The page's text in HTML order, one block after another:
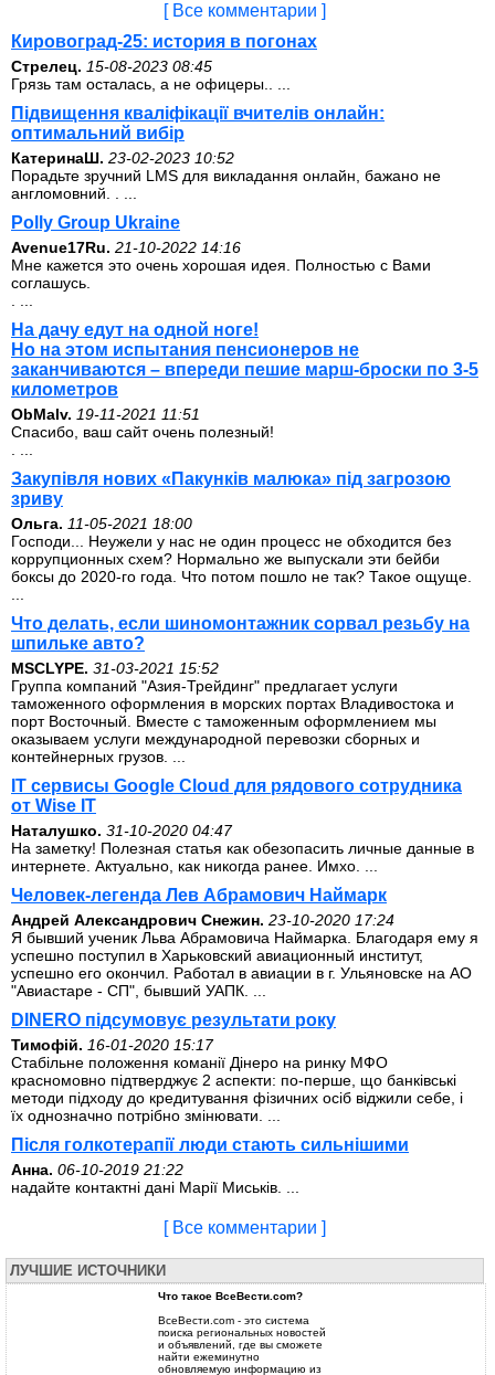
[ Все комментарии ]
Кировоград-25: история в погонах
Стрелец. 15-08-2023 08:45
Грязь там осталась, а не офицеры.. ...
Підвищення кваліфікації вчителів онлайн:
оптимальний вибір
КатеринаШ. 23-02-2023 10:52
Порадьте зручний LMS для викладання онлайн, бажано не
англомовний. . ...
Polly Group Ukraine
Avenue17Ru. 21-10-2022 14:16
Мне кажется это очень хорошая идея. Полностью с Вами
соглашусь.
На дачу едут на одной ноге!
Но на этом испытания пенсионеров не
заканчиваются – впереди пешие марш-броски по 3-5
километров
ОbMalv. 19-11-2021 11:51
Спасибо, ваш сайт очень полезный!
Закупівля нових «Пакунків малюка» під загрозою
зриву
Ольга. 11-05-2021 18:00
Господи... Неужели у нас не один процесс не обходится без
коррупционных схем? Нормально же выпускали эти бейби
боксы до 2020-го года. Что потом пошло не так? Такое ощуще.
Что делать, если шиномонтажник сорвал резьбу на
шпильке авто?
MSCLYPE. 31-03-2021 15:52
Группа компаний "Азия-Трейдинг" предлагает услуги
таможенного оформления в морских портах Владивостока и
порт Восточный. Вместе с таможенным оформлением мы
оказываем услуги международной перевозки сборных и
контейнерных грузов. ...
IT сервисы Google Cloud для рядового сотрудника
от Wise IT
Наталушко. 31-10-2020 04:47
На заметку! Полезная статья как обезопасить личные данные в
интернете. Актуально, как никогда ранее. Имхо. ...
Человек-легенда Лев Абрамович Наймарк
Андрей Александрович Снежин. 23-10-2020 17:24
Я бывший ученик Льва Абрамовича Наймарка. Благодаря ему я
успешно поступил в Харьковский авиационный институт,
успешно его окончил. Работал в авиации в г. Ульяновске на АО
"Авиастаре - СП", бывший УАПК. ...
DINERO підсумовує результати року
Тимофій. 16-01-2020 15:17
Стабільне положення команії Дінеро на ринку МФО
красномовно підтверджує 2 аспекти: по-перше, що банківські
методи підходу до кредитування фізичних осіб віджили себе, і
їх однозначно потрібно змінювати. ...
Після голкотерапії люди стають сильнішими
Анна. 06-10-2019 21:22
надайте контактні дані Марії Миськів. ...
[ Все комментарии ]
ЛУЧШИЕ ИСТОЧНИКИ
Что такое ВсеВести.com?
ВсеВести.com - это система
поиска региональных новостей
и объявлений, где вы сможете
найти ежеминутно
обновляемую информацию из